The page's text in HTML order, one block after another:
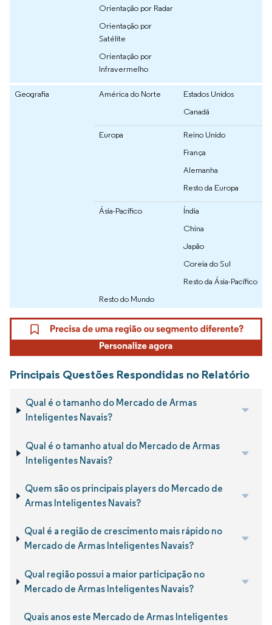
Orientação por Radar
Orientação por
Satélite
Orientação por
Infravermelho
Geografia América do Norte
Estados Unidos
Canadá
Europa
Reino Unido
França
Alemanha
Resto da Europa
Ásia-Pacífico
Índia
China
Japão
Coreia do Sul
Resto da Ásia-Pacífico
Resto do Mundo
Principais Questões Respondidas no Relatório
Qual é o tamanho do Mercado de Armas
Inteligentes Navais?
Qual é o tamanho atual do Mercado de Armas
Inteligentes Navais?
Quem são os principais players do Mercado de
Armas Inteligentes Navais?
Qual é a região de crescimento mais rápido no
Mercado de Armas Inteligentes Navais?
Qual região possui a maior participação no
Mercado de Armas Inteligentes Navais?
Quais anos este Mercado de Armas Inteligentes